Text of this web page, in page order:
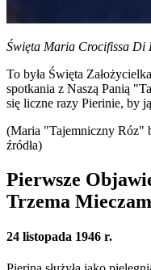
Święta Maria Crocifissa Di
To była Święta Założycielka
spotkania z Naszą Panią
się liczne razy Pierinie, by
(Maria "Tajemniczny Róz"
źródła)
Pierwsze
Trzema
24 listopada 1946 r.